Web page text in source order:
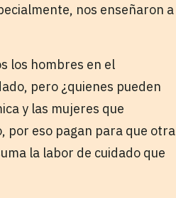
nos enseñaron a
los hombres en el
pero ¿quienes pueden
y las mujeres que
por eso pagan para que otra
la labor de cuidado que